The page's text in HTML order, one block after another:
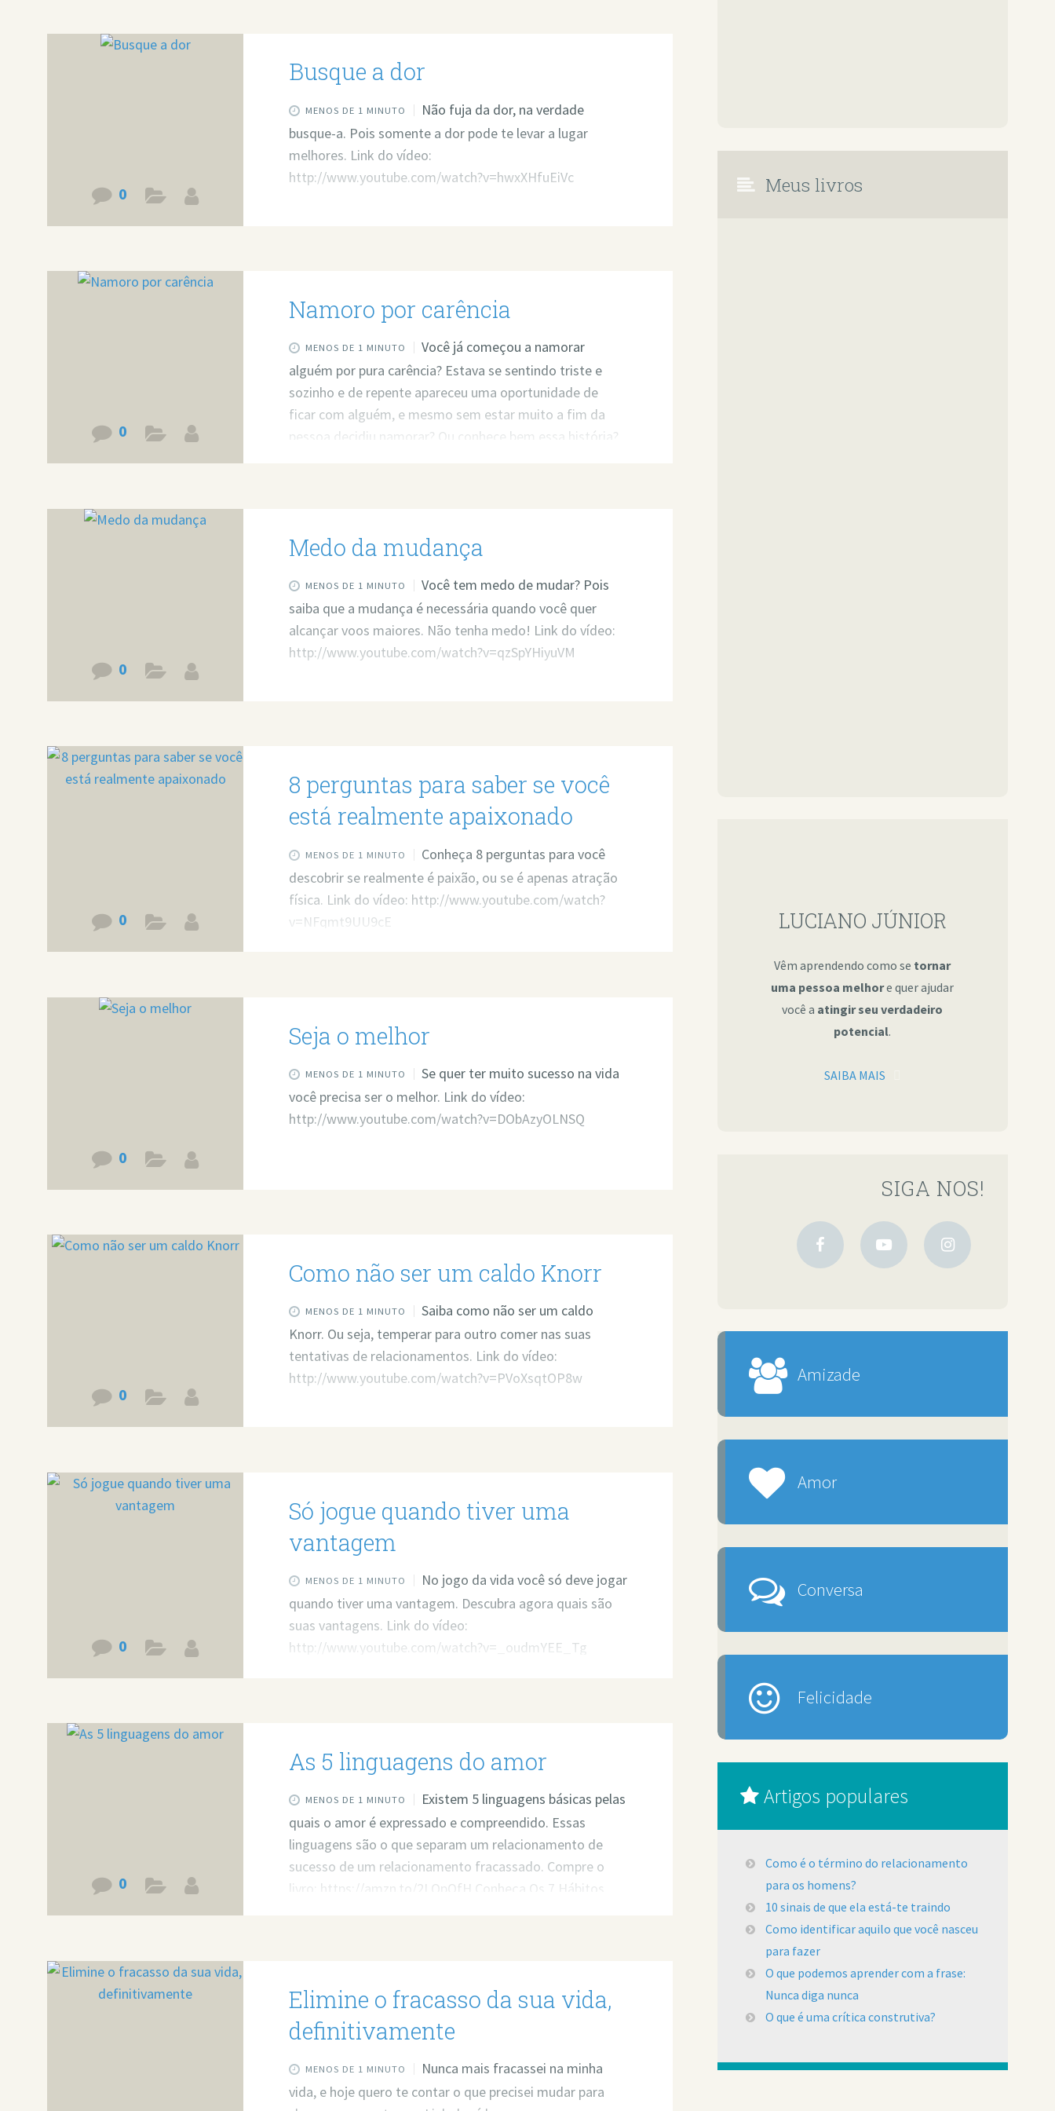
0
Busque a dor
MENOS DE 1 MINUTO
Não fuja da dor, na verdade
busque-a. Pois somente a dor pode te levar a lugar
melhores. Link do vídeo:
http://www.youtube.com/watch?v=hwxXHfuEiVc
0
Namoro por carência
MENOS DE 1 MINUTO
Você já começou a namorar
alguém por pura carência? Estava se sentindo triste e
sozinho e de repente apareceu uma oportunidade de
ficar com alguém, e mesmo sem estar muito a fim da
pessoa decidiu namorar? Ou conhece bem essa história?
0
Medo da mudança
MENOS DE 1 MINUTO
Você tem medo de mudar? Pois
saiba que a mudança é necessária quando você quer
alcançar voos maiores. Não tenha medo! Link do vídeo:
http://www.youtube.com/watch?v=qzSpYHiyuVM
0
8 perguntas para saber se você
está realmente apaixonado
MENOS DE 1 MINUTO
Conheça 8 perguntas para você
descobrir se realmente é paixão, ou se é apenas atração
física. Link do vídeo: http://www.youtube.com/watch?
v=NFqmt9UU9cE
0
Seja o melhor
MENOS DE 1 MINUTO
Se quer ter muito sucesso na vida
você precisa ser o melhor. Link do vídeo:
http://www.youtube.com/watch?v=DObAzyOLNSQ
0
Como não ser um caldo Knorr
MENOS DE 1 MINUTO
Saiba como não ser um caldo
Knorr. Ou seja, temperar para outro comer nas suas
tentativas de relacionamentos. Link do vídeo:
http://www.youtube.com/watch?v=PVoXsqtOP8w
0
Só jogue quando tiver uma
vantagem
MENOS DE 1 MINUTO
No jogo da vida você só deve jogar
quando tiver uma vantagem. Descubra agora quais são
suas vantagens. Link do vídeo:
http://www.youtube.com/watch?v=_oudmYEE_Tg
0
As 5 linguagens do amor
MENOS DE 1 MINUTO
Existem 5 linguagens básicas pelas
quais o amor é expressado e compreendido. Essas
linguagens são o que separam um relacionamento de
sucesso de um relacionamento fracassado. Compre o
livro: https://amzn.to/2LQpOfH Conheça Os 7 Hábitos
Elimine o fracasso da sua vida,
definitivamente
MENOS DE 1 MINUTO
Nunca mais fracassei na minha
vida, e hoje quero te contar o que precisei mudar para
Meus livros
LUCIANO JÚNIOR
Vêm aprendendo como se tornar
uma pessoa melhore quer ajudar
você a atingir seu verdadeiro
potencial.
SAIBA MAIS
SIGA NOS!
Amizade
Amor
Conversa
Felicidade
Artigos populares
Como é o término do relacionamento
para os homens?
10 sinais de que ela está-te traindo
Como identificar aquilo que você nasceu
para fazer
O que podemos aprender com a frase:
Nunca diga nunca
O que é uma crítica construtiva?